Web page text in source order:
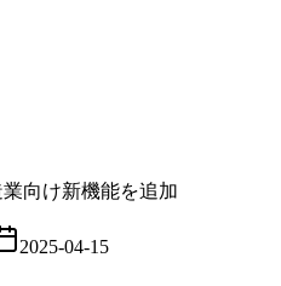
向け新機能を追加
2025-04-15